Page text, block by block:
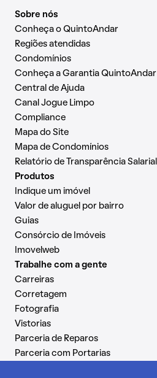
Sobre nós
Conheça o QuintoAndar
Regiões atendidas
Condomínios
Conheça a Garantia QuintoAndar
Central de Ajuda
Canal Jogue Limpo
Compliance
Mapa do Site
Mapa de Condomínios
Relatório de Transparência Salarial
Produtos
Indique um imóvel
Valor de aluguel por bairro
Guias
Consórcio de Imóveis
Imovelweb
Trabalhe com a gente
Carreiras
Corretagem
Fotografia
Vistorias
Parceria de Reparos
Parceria com Portarias